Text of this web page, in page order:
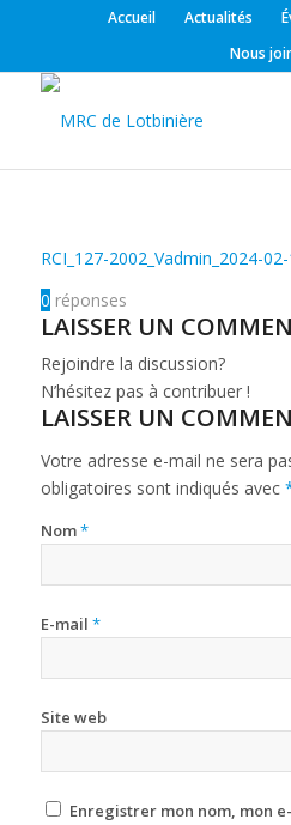
Accueil Actualités
Nous
RCI_127-2002_Vadmin_2024-
0 réponses
LAISSER UN
Rejoindre la discussion?
N’hésitez pas à contribuer !
LAISSER UN
Votre adresse e-mail ne sera
obligatoires sont indiqués avec
Nom*
E-mail *
Site web
Enregistrer mon nom, mon